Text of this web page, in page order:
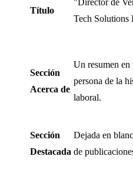
Título
Tech Solutions
Sección
Acerca de
Un resumen en
persona de la
laboral.
Sección
Destacada
Dejada en
de